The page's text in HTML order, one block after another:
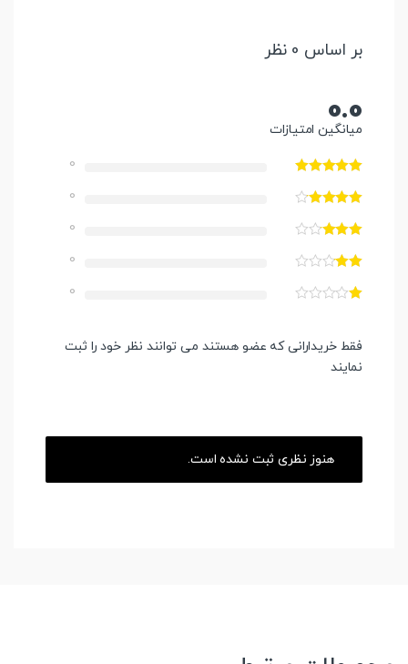
بر اساس 0 نظر
0.0
میانگین امتیازات
0
0
0
0
0
فقط خریدارانی که عضو هستند می توانند نظر خود را ثبت
نمایند
هنوز نظری ثبت نشده است.